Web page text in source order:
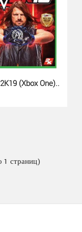
X,..
в нашей крови!
(Xbox One)..
1 страниц)